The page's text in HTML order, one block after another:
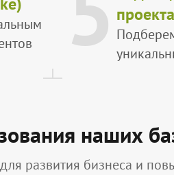
наших
развития бизнеса и